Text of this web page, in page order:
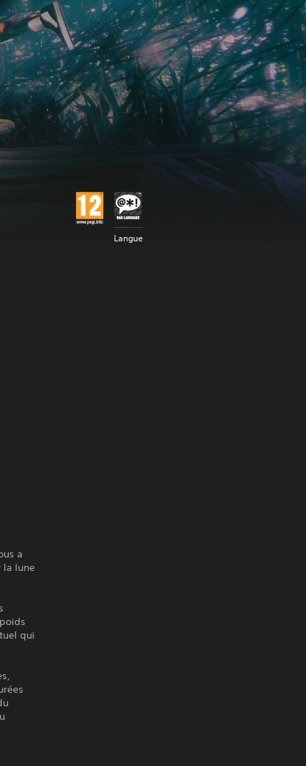
Langue
a
la lune
qui